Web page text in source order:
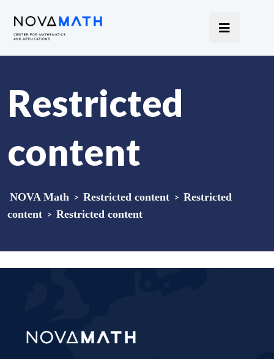
Restricted
content
NOVA Math > Restricted content > Restricted
content > Restricted content